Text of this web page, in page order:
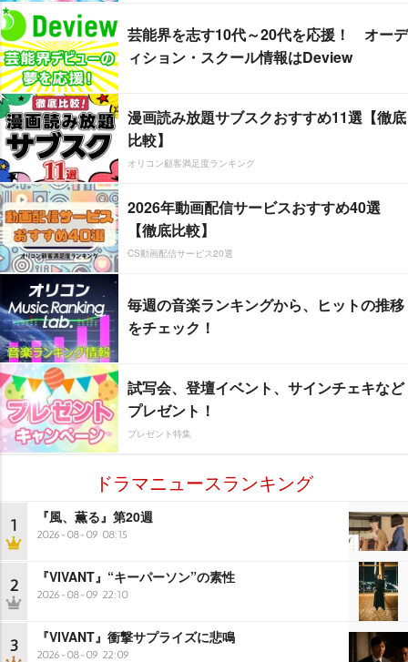
芸能界を志す10代～20代を応援！ オーデ
ィション・スクール情報はDeview
漫画読み放題サブスクおすすめ11選【徹底
比較】
オリコン顧客満足度ランキング
2026年動画配信サービスおすすめ40選
【徹底比較】
CS動画配信サービス20選
毎週の音楽ランキングから、ヒットの推移
をチェック！
試写会、登壇イベント、サインチェキなど
プレゼント！
プレゼント特集
ドラマニュースランキング
1 『風、薫る』第20週
2026-08-09 08:15
2 『VIVANT』“キーパーソン”の素性
2026-08-09 22:10
3 『VIVANT』衝撃サプライズに悲鳴
2026-08-09 22:09